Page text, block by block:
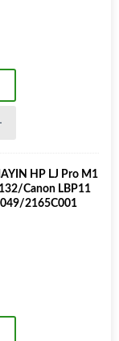
HP LJ Pro M1
Canon LBP11
2165C001